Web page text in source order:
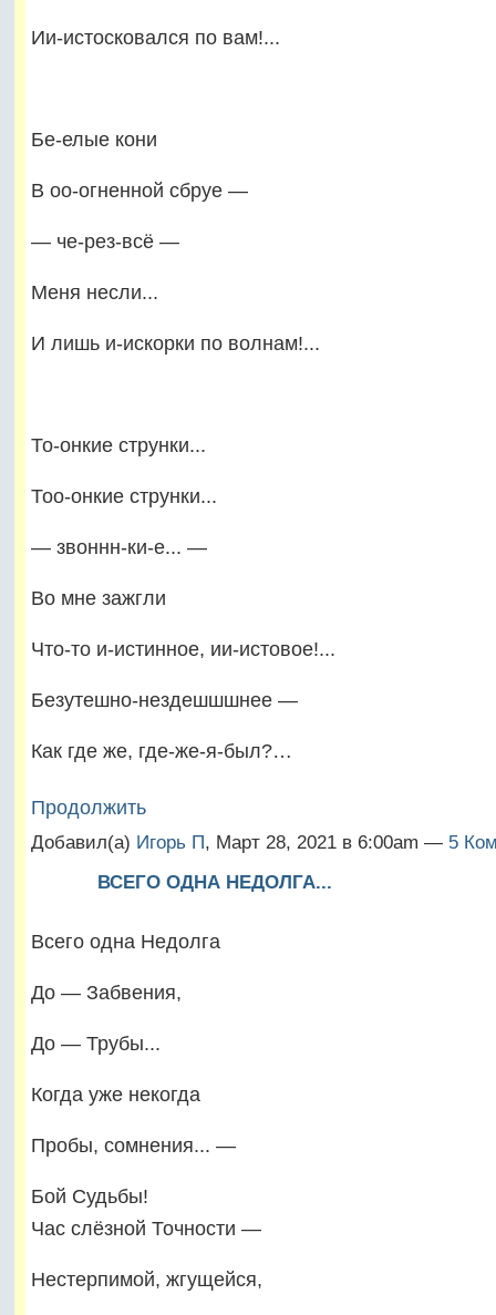
Ии-истосковался по вам!...
Бе-елые кони
В оо-огненной сбруе —
— че-рез-всё —
Меня несли...
И лишь и-искорки по волнам!...
То-онкие струнки...
Тоо-онкие струнки...
— звоннн-ки-е... —
Во мне зажгли
Что-то и-истинное, ии-истовое!...
Безутешно-нездешшшнее —
Как где же, где-же-я-был?…
Продолжить
Добавил(а) Игорь П, Март 28, 2021 в 6:00am — 5
ВСЕГО ОДНА НЕДОЛГА...
Всего одна Недолга
До — Забвения,
До — Трубы...
Когда уже некогда
Пробы, сомнения... —
Бой Судьбы!
Час слёзной Точности —
Нестерпимой, жгущейся,